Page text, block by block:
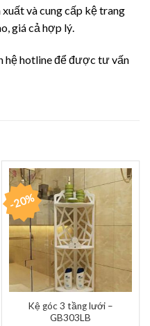
xuất và cung cấp kệ trang
giá cả hợp lý.
hệ hotline để được tư vấn
-20%
Kệ góc 3 tầng lưới –
GB303LB